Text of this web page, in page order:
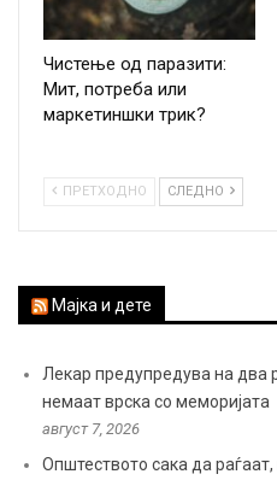
Чистење од паразити:
Мит, потреба или
маркетиншки трик?
ПРЕТХОДНО СЛЕДНО
Мајка и дете
Лекар предупредува на два
немаат врска со меморијата
август 7, 2026
Општеството сака да